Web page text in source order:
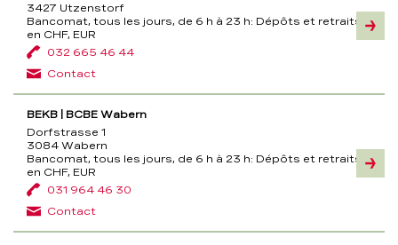
3427 Utzenstorf
Bancomat, tous les jours, de 6 h à 23 h: Dépôts et retraits
en CHF, EUR
032 665 46 44
Contact
BEKB | BCBE Wabern
Dorfstrasse 1
3084 Wabern
Bancomat, tous les jours, de 6 h à 23 h: Dépôts et retraits
en CHF, EUR
031 964 46 30
Contact